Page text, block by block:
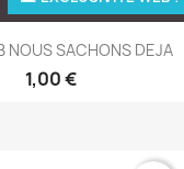
Aperçu rapide
NOUS SACHONS DEJA
1,00 €